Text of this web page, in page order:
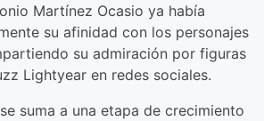
Martínez Ocasio ya había
su afinidad con los personajes
su admiración por figuras
Lightyear en redes sociales.
suma a una etapa de crecimiento